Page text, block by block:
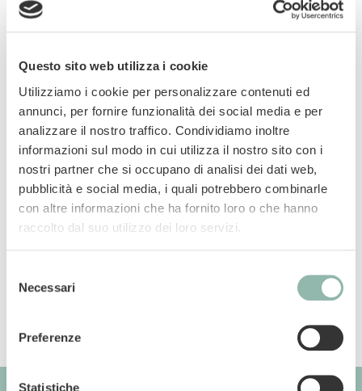
Questo sito web utilizza i cookie
Utilizziamo i cookie per personalizzare contenuti ed
annunci, per fornire funzionalità dei social media e per
analizzare il nostro traffico. Condividiamo inoltre
informazioni sul modo in cui utilizza il nostro sito con i
nostri partner che si occupano di analisi dei dati web,
pubblicità e social media, i quali potrebbero combinarle
con altre informazioni che ha fornito loro o che hanno
raccolto dal suo utilizzo dei loro servizi.
delNecessari
Preferenze
Statistiche
Impugnatura anti-scivolo speciale per peli
lunghi, con denti larghi e conici
Manuali
Codice articolo: 57531BVL